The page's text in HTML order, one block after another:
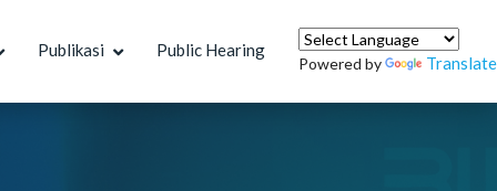
Publikasi Public Hearing
Powered by Translate